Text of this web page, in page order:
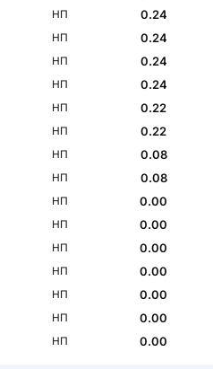
НП
0.24
НП
0.24
НП
0.24
НП
0.24
НП
0.22
НП
0.22
НП
0.08
НП
0.08
НП
0.00
НП
0.00
НП
0.00
НП
0.00
НП
0.00
НП
0.00
НП 0.00